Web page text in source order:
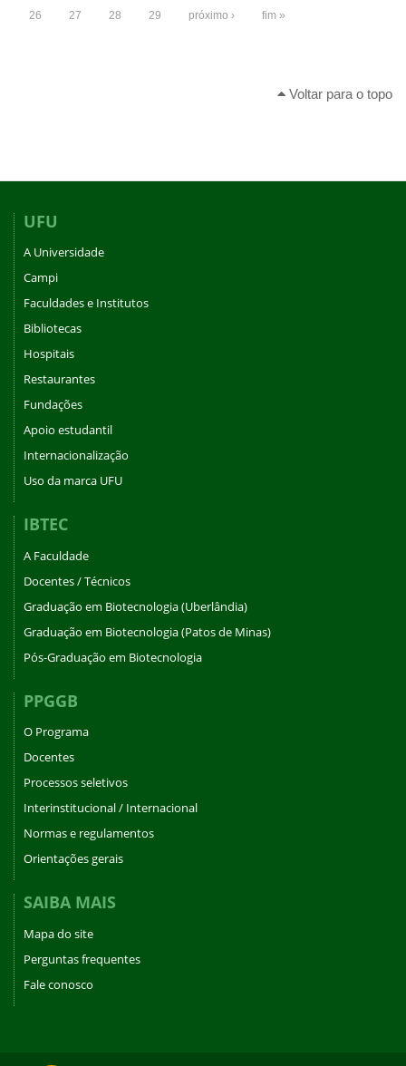
26 27 28 29 próximo › fim »
Voltar para o topo
UFU
A Universidade
Campi
Faculdades e Institutos
Bibliotecas
Hospitais
Restaurantes
Fundações
Apoio estudantil
Internacionalização
Uso da marca UFU
IBTEC
A Faculdade
Docentes / Técnicos
Graduação em Biotecnologia (Uberlândia)
Graduação em Biotecnologia (Patos de Minas)
Pós-Graduação em Biotecnologia
PPGGB
O Programa
Docentes
Processos seletivos
Interinstitucional / Internacional
Normas e regulamentos
Orientações gerais
SAIBA MAIS
Mapa do site
Perguntas frequentes
Fale conosco